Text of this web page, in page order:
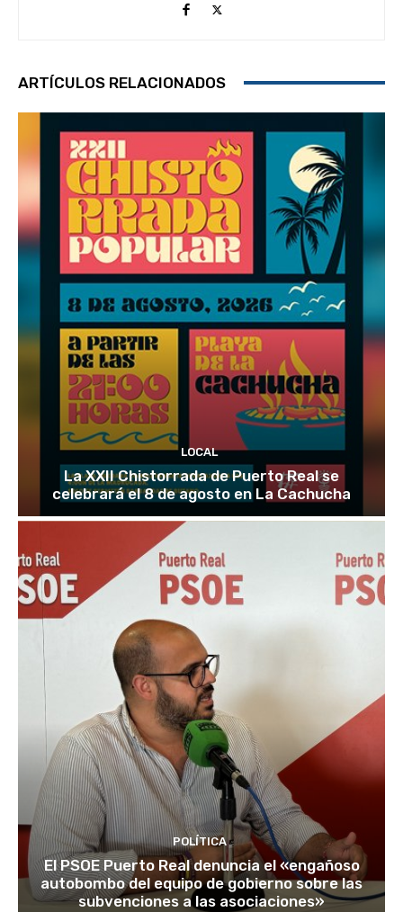
ARTÍCULOS RELACIONADOS
LOCAL
La XXII Chistorrada de Puerto Real se
celebrará el 8 de agosto en La Cachucha
POLÍTICA
El PSOE Puerto Real denuncia el «engañoso
autobombo del equipo de gobierno sobre las
subvenciones a las asociaciones»